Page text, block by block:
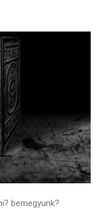
bemegyunk?